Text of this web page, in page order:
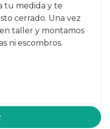
tu medida y te
cerrado. Una vez
taller y montamos
ni escombros.